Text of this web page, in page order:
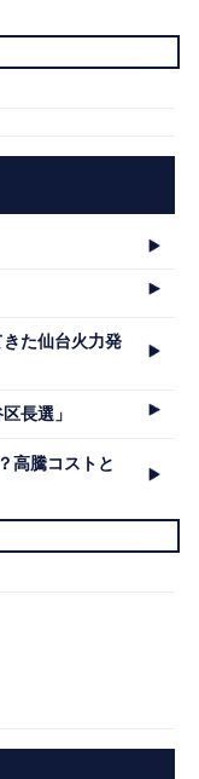
た仙台火力発
長選」
高騰コストと